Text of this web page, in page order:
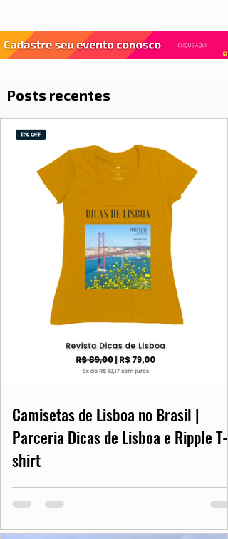
Posts recentes
Camisetas de Lisboa no Brasil |
Parceria Dicas de Lisboa e Ripple T-
shirt